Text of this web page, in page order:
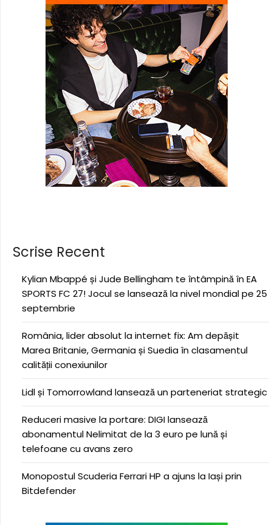
Scrise Recent
Kylian Mbappé și Jude Bellingham te întâmpină în EA
SPORTS FC 27! Jocul se lansează la nivel mondial pe 25
septembrie
România, lider absolut la internet fix: Am depășit
Marea Britanie, Germania și Suedia în clasamentul
calității conexiunilor
Lidl și Tomorrowland lansează un parteneriat strategic
Reduceri masive la portare: DIGI lansează
abonamentul Nelimitat de la 3 euro pe lună și
telefoane cu avans zero
Monopostul Scuderia Ferrari HP a ajuns la Iași prin
Bitdefender